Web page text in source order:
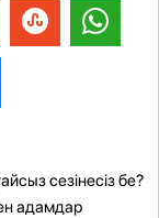
сезінесіз бе?
адамдар